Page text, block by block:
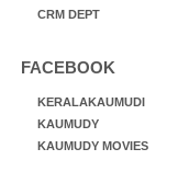
CRM DEPT
FACEBOOK
KERALAKAUMUDI
KAUMUDY
KAUMUDY MOVIES